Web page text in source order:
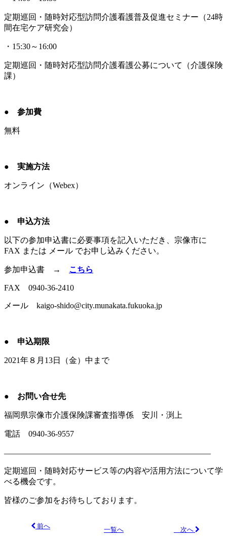
定期巡回・随時対応型訪問介護看護普及促進セミナー（24時
間在宅ケア研究会）
・15:30～16:00
定期巡回・随時対応型訪問介護看護公募について（介護保険
課）
● 参加費
無料
● 実施方法
オンライン（Webex）
● 申込方法
以下の参加申込書に必要事項を記入いただき、宗像市に
FAX または メール でお申し込みください。
参加申込書 → こちら
FAX 0940-36-2410
メール kaigo-shido@city.munakata.fukuoka.jp
● 申込期限
2021年８月13日（金）中まで
● お問い合せ先
福岡県宗像市介護保険課審査指導係 安川・渕上
電話 0940-36-9557
—————————————————————————–
定期巡回・随時対応サービス等の内容や活用方法について学
べる機会です。
皆様のご参加をお待ちしております。
前へ
一覧へ 次へ